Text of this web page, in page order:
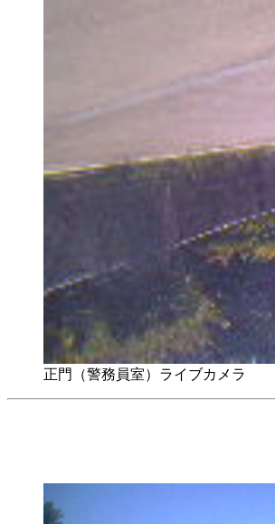
正門（警務員室）ライブカメラ